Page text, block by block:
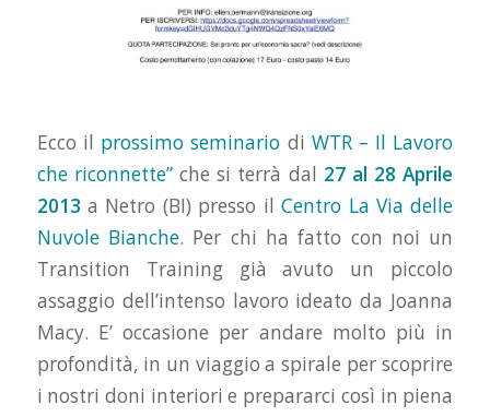
Ecco il prossimo seminario di WTR – Il Lavoro
che riconnette”che si terrà dal 27 al 28 Aprile
2013 a Netro (BI) presso ilCentro La Via delle
Nuvole Bianche. Per chi ha fatto con noi un
Transition Training già avuto un piccolo
assaggio dell’intenso lavoro ideato da Joanna
Macy. E’ occasione per andare molto più in
profondità, in un viaggio a spirale per scoprire
i nostri doni interiori e prepararci così in piena